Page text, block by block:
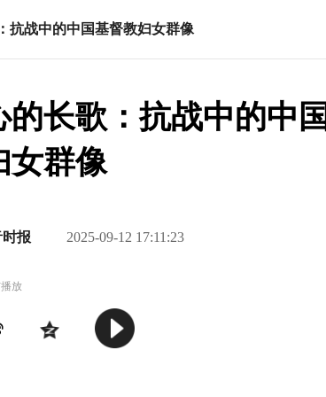
抗战中的中国基督教妇女群像
长歌：抗战中的中国
女群像
报 2025-09-12 17:11:23
放